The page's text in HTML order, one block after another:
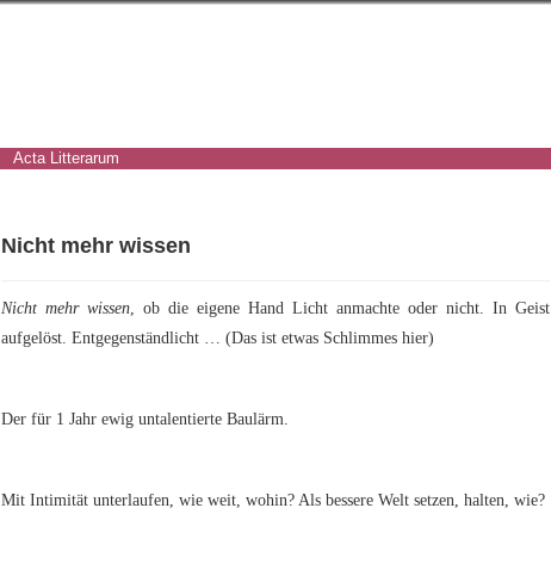
Acta Litterarum
Nicht mehr wissen
Nicht mehr wissen , ob die eigene Hand Licht anmachte oder nicht. In Geist
aufgelöst. Entgegenständlicht … (Das ist etwas Schlimmes hier)
Der für 1 Jahr ewig untalentierte Baulärm.
Mit Intimität unterlaufen, wie weit, wohin? Als bessere Welt setzen, halten, wie?